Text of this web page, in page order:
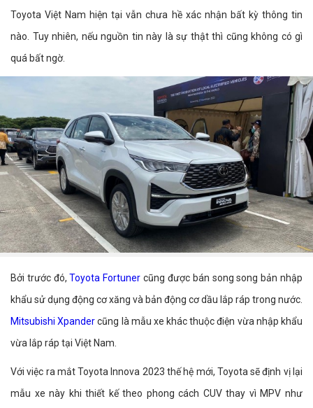
Toyota Việt Nam hiện tại vẫn chưa hề xác nhận bất kỳ thông tin
nào. Tuy nhiên, nếu nguồn tin này là sự thật thì cũng không có gì
quá bất ngờ.
Bởi trước đó,Toyota Fortuner cũng được bán song song bản nhập
khẩu sử dụng động cơ xăng và bản động cơ dầu lắp ráp trong nước.
Mitsubishi Xpandercũng là mẫu xe khác thuộc điện vừa nhập khẩu
vừa lắp ráp tại Việt Nam.
Với việc ra mắt Toyota Innova 2023 thế hệ mới, Toyota sẽ định vị lại
mẫu xe này khi thiết kế theo phong cách CUV thay vì MPV như